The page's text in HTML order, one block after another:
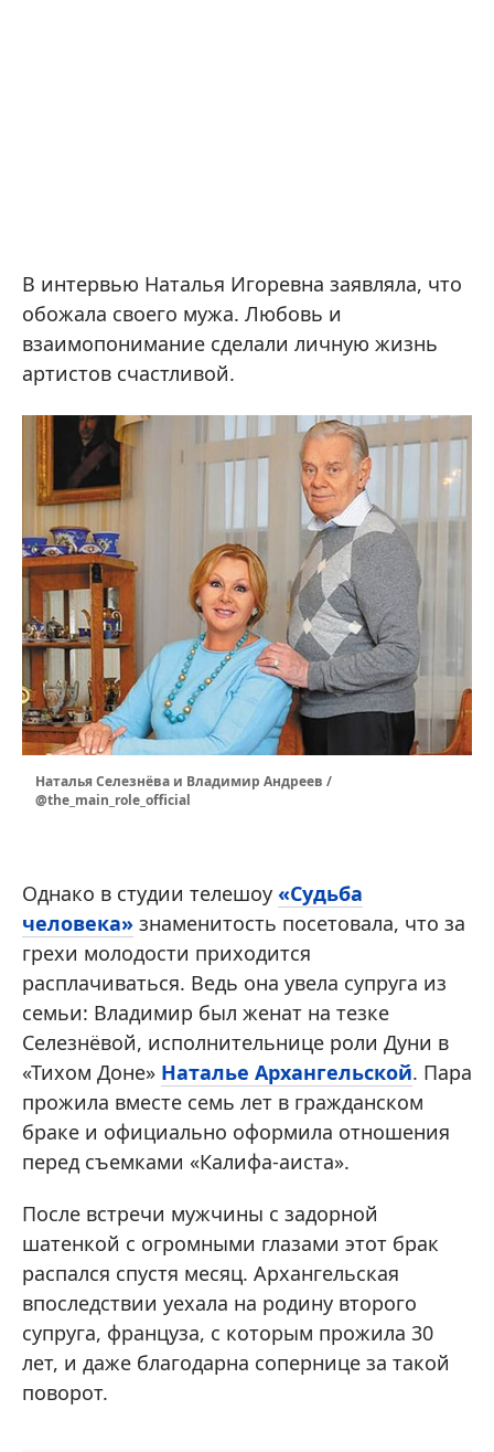
В интервью Наталья Игоревна заявляла, что
обожала своего мужа. Любовь и
взаимопонимание сделали личную жизнь
артистов счастливой.
Наталья Селезнёва и Владимир Андреев /
@the_main_role_official
Однако в студии телешоу «Судьба
человека» знаменитость посетовала, что за
грехи молодости приходится
расплачиваться. Ведь она увела супруга из
семьи: Владимир был женат на тезке
Селезнёвой, исполнительнице роли Дуни в
«Тихом Доне» Наталье Архангельской. Пара
прожила вместе семь лет в гражданском
браке и официально оформила отношения
перед съемками «Калифа-аиста».
После встречи мужчины с задорной
шатенкой с огромными глазами этот брак
распался спустя месяц. Архангельская
впоследствии уехала на родину второго
супруга, француза, с которым прожила 30
лет, и даже благодарна сопернице за такой
поворот.